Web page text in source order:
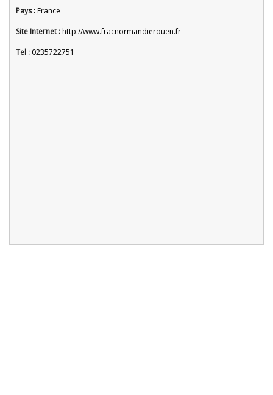
Pays :France
Site Internet :http://www.fracnormandierouen.fr
Tel : 0235722751